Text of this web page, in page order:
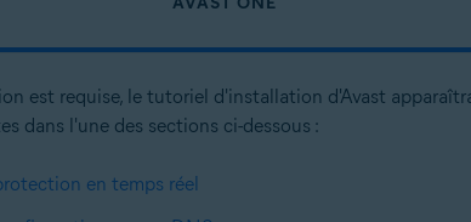
est requise, le tutoriel d'installation d'Avast
dans l'une des sections ci-dessous :
en temps réel